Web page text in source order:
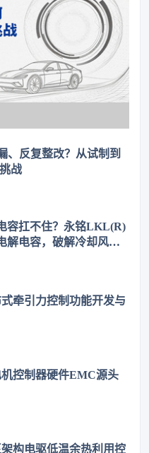
、反复整改？从试制到
战
容扛不住？永铭LKL(R)
解电容，破解冷却风扇
题
牵引力控制功能开发与
控制器硬件EMC源头
构电驱低温余热利用控